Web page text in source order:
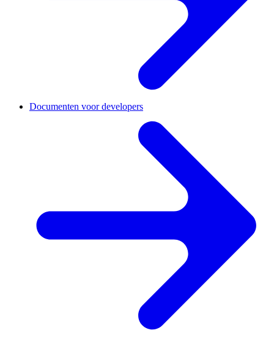
Documenten voor developers